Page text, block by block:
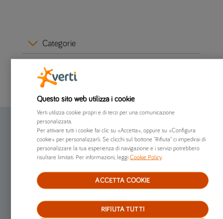
Categorie
Articoli recenti
Assicurazione online
Preventivi online
Chi siamo
Già clienti
Questo sito web utilizza i cookie
Verti utilizza cookie propri e di terzi per una comunicazione
personalizzata.
Per attivare tutti i cookie fai clic su «Accetta», oppure su «Configura
cookie» per personalizzarli. Se clicchi sul bottone "Rifiuta" ci impedirai di
personalizzare la tua esperienza di navigazione e i servizi potrebbero
risultare limitati. Per informazioni, leggi Cookie Policy.
RIFIUTA TUTTI
ACCETTA COOKIE